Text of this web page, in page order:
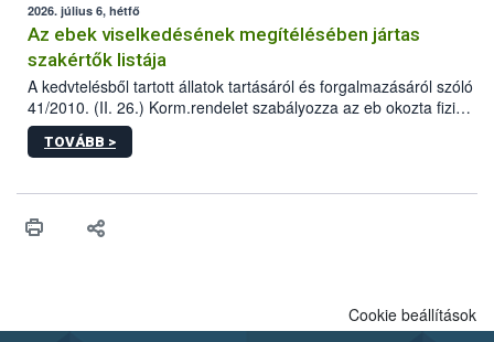
2026. július 6, hétfő
Az ebek viselkedésének megítélésében jártas
szakértők listája
A kedvtelésből tartott állatok tartásáról és forgalmazásáról szóló
41/2010. (II. 26.) Korm.rendelet szabályozza az eb okozta fizikai
sérülés, illetve ennek veszélye keletkezésekor felmerülő
hatósági feladatokat, valamint a veszélyes eb tartását és annak
vonni az ebek viselkedésének megítélésében jártas szakértőt.
TOVÁBB >
Cookie beállítások